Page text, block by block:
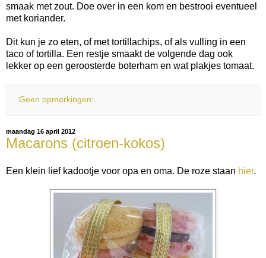
smaak met zout. Doe over in een kom en bestrooi eventueel
met koriander.
Dit kun je zo eten, of met tortillachips, of als vulling in een
taco of tortilla. Een restje smaakt de volgende dag ook
lekker op een geroosterde boterham en wat plakjes tomaat.
Geen opmerkingen:
maandag 16 april 2012
Macarons (citroen-kokos)
Een klein lief kadootje voor opa en oma. De roze staan hier.